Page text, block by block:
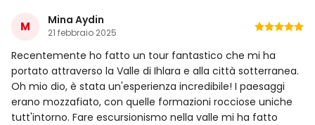
M Mina Aydin
21 febbraio 2025
Recentemente ho fatto un tour fantastico che mi ha
portato attraverso la Valle di Ihlara e alla città sotterranea.
Oh mio dio, è stata un'esperienza incredibile! I paesaggi
erano mozzafiato, con quelle formazioni rocciose uniche
tutt'intorno. Fare escursionismo nella valle mi ha fatto